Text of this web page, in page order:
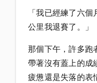
「我已經練了六
公里我退賽了。」
那個下午，許多跑
帶著沒有蓋上的成
疲憊還是失落的